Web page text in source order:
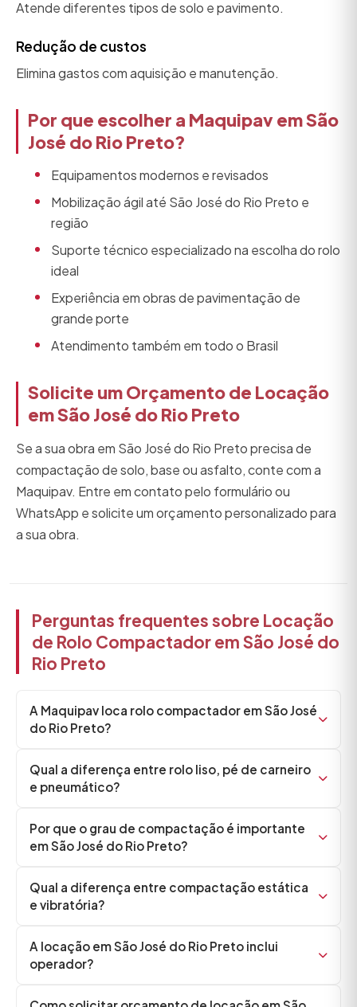
Atende diferentes tipos de solo e pavimento.
Redução de custos
Elimina gastos com aquisição e manutenção.
Por que escolher a Maquipav em São
José do Rio Preto?
Equipamentos modernos e revisados
Mobilização ágil até São José do Rio Preto e
região
Suporte técnico especializado na escolha do rolo
ideal
Experiência em obras de pavimentação de
grande porte
Atendimento também em todo o Brasil
Solicite um Orçamento de Locação
em São José do Rio Preto
Se a sua obra em São José do Rio Preto precisa de
compactação de solo, base ou asfalto, conte com a
Maquipav. Entre em contato pelo formulário ou
WhatsApp e solicite um orçamento personalizado para
a sua obra.
Perguntas frequentes sobre Locação
de Rolo Compactador em São José do
Rio Preto
A Maquipav loca rolo compactador em São José
do Rio Preto?
Qual a diferença entre rolo liso, pé de carneiro
e pneumático?
Por que o grau de compactação é importante
em São José do Rio Preto?
Qual a diferença entre compactação estática
e vibratória?
A locação em São José do Rio Preto inclui
operador?